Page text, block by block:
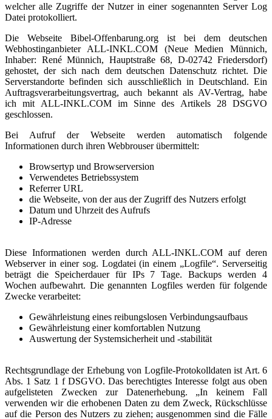
welcher alle Zugriffe der Nutzer in einer sogenannten Server Log
Datei protokolliert.
Die Webseite Bibel-Offenbarung.org ist bei dem deutschen
Webhostinganbieter ALL-INKL.COM (Neue Medien Münnich,
Inhaber: René Münnich, Hauptstraße 68, D-02742 Friedersdorf)
gehostet, der sich nach dem deutschen Datenschutz richtet. Die
Serverstandorte befinden sich ausschließlich in Deutschland. Ein
Auftragsverarbeitungsvertrag, auch bekannt als AV-Vertrag, habe
ich mit ALL-INKL.COM im Sinne des Artikels 28 DSGVO
geschlossen.
Bei Aufruf der Webseite werden automatisch folgende
Informationen durch ihren Webbrouser übermittelt:
Browsertyp und Browserversion
Verwendetes Betriebssystem
Referrer URL
die Webseite, von der aus der Zugriff des Nutzers erfolgt
Datum und Uhrzeit des Aufrufs
IP-Adresse
Diese Informationen werden durch ALL-INKL.COM auf deren
Webserver in einer sog. Logdatei (in einem „Logfile“. Serverseitig
beträgt die Speicherdauer für IPs 7 Tage. Backups werden 4
Wochen aufbewahrt. Die genannten Logfiles werden für folgende
Zwecke verarbeitet:
Gewährleistung eines reibungslosen Verbindungsaufbaus
Gewährleistung einer komfortablen Nutzung
Auswertung der Systemsicherheit und -stabilität
Rechtsgrundlage der Erhebung von Logfile-Protokolldaten ist Art. 6
Abs. 1 Satz 1 f DSGVO. Das berechtigtes Interesse folgt aus oben
aufgelisteten Zwecken zur Datenerhebung. „In keinem Fall
verwenden wir die erhobenen Daten zu dem Zweck, Rückschlüsse
auf die Person des Nutzers zu ziehen; ausgenommen sind die Fälle